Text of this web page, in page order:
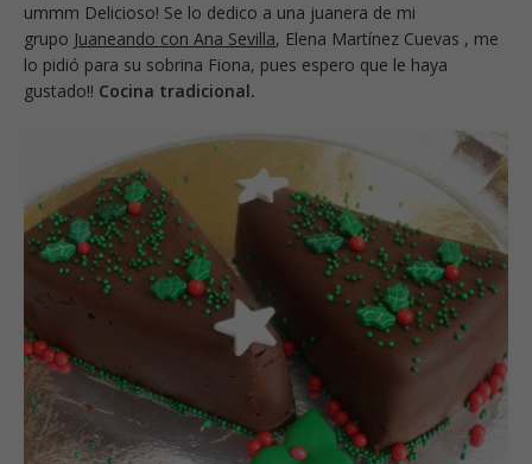
ummm Delicioso! Se lo dedico a una juanera de mi
grupo Juaneando con Ana Sevilla, Elena Martínez Cuevas , me
lo pidió para su sobrina Fiona, pues espero que le haya
gustado!! Cocina tradicional.